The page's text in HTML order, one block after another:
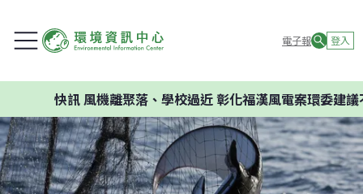
電子報 登入
風機離聚落、學校過近 彰化福漢風電案環委建議不應開發